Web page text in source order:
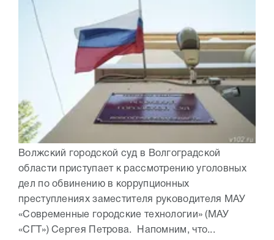
Волжский городской суд в Волгоградской
области приступает к рассмотрению уголовных
дел по обвинению в коррупционных
преступлениях заместителя руководителя МАУ
«Современные городские технологии» (МАУ
«СГТ») Сергея Петрова. Напомним, что...